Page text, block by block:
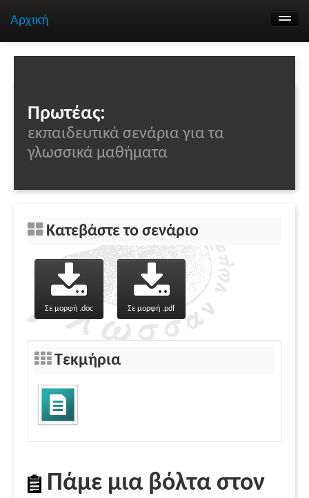
Αρχική
Πρωτέας:
εκπαιδευτικά σενάρια για τα
γλωσσικά μαθήματα
Κατεβάστε το σενάριο
Σε μορφή .doc Σε μορφή .pdf
Τεκμήρια
Πάμε μια βόλτα στον